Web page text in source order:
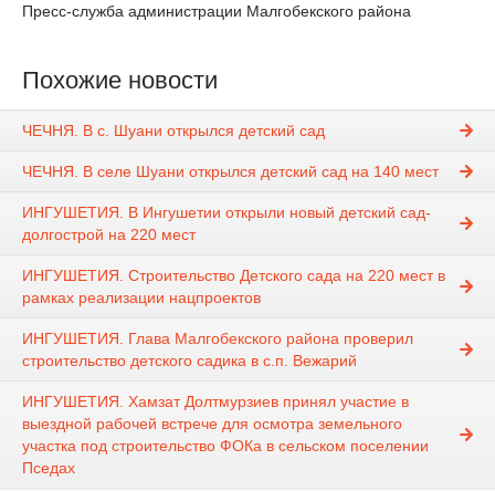
Пресс-служба администрации Малгобекского района
Похожие новости
ЧЕЧНЯ. В с. Шуани открылся детский сад
ЧЕЧНЯ. В селе Шуани открылся детский сад на 140 мест
ИНГУШЕТИЯ. В Ингушетии открыли новый детский сад-
долгострой на 220 мест
ИНГУШЕТИЯ. Строительство Детского сада на 220 мест в
рамках реализации нацпроектов
ИНГУШЕТИЯ. Глава Малгобекского района проверил
строительство детского садика в с.п. Вежарий
ИНГУШЕТИЯ. Хамзат Долтмурзиев принял участие в
выездной рабочей встрече для осмотра земельного
участка под строительство ФОКа в сельском поселении
Пседах